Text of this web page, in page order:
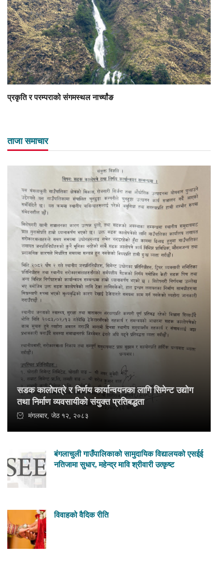
प्रकृति र परम्पराको संगमस्थल नार्च्यांङ
ताजा समाचार
सडक कालोपत्रे र निर्णय कार्यान्वयनका लागि सिमेन्ट उद्योग
तथा निर्माण व्यवसायीको संयुक्त प्रतिबद्धता
मंगलबार, जेठ १२, २०८३
बंगलाचुली गाउँपालिकाको सामुदायिक विद्यालयको एसईई
नतिजामा सुधार, महेन्द्र मावि श्रीवारी उत्कृष्ट
विवाहको वैदिक रीति